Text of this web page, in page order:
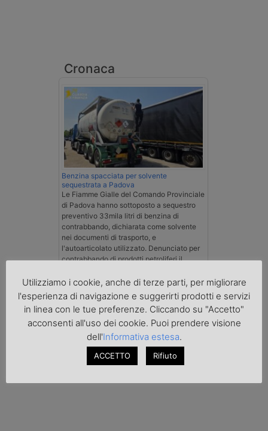
Cronaca
Benzina spacciata per solvente
sequestrata a Padova
Le Fiamme Gialle del Comando Provinciale
di Padova hanno sottoposto a sequestro
preventivo 33mila litri di benzina di
contrabbando, dichiarata come solvente
nei documenti di trasporto, e
l'autoarticolato utilizzato. Denunciato per
contrabbando di prodotti petroliferi il
al valico di Tarvisio.
Transpotalk
Utilizziamo i cookie, anche di terze parti, per migliorare
l'esperienza di navigazione e suggerirti prodotti e servizi
in linea con le tue preferenze. Cliccando su "Accetto"
acconsenti all'uso dei cookie. Puoi prendere visione
dell'Informativa estesa.
ACCETTO Rifiuto